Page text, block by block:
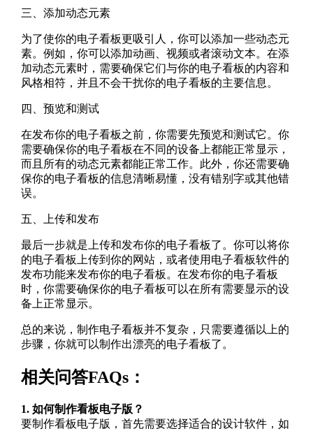
三、添加动态元素
为了使你的电子看板更吸引人，你可以添加一些动态元
素。例如，你可以添加动画、视频或者滚动文本。在添
加动态元素时，需要确保它们与你的电子看板的内容和
风格相符，并且不会干扰你的电子看板的主要信息。
四、预览和测试
在发布你的电子看板之前，你需要先预览和测试它。你
需要确保你的电子看板在不同的设备上都能正常显示，
而且所有的动态元素都能正常工作。此外，你还需要确
保你的电子看板的信息清晰易懂，没有错别字或其他错
误。
五、上传和发布
最后一步就是上传和发布你的电子看板了。你可以将你
的电子看板上传到你的网站，或者使用电子看板软件的
发布功能来发布你的电子看板。在发布你的电子看板
时，你需要确保你的电子看板可以在所有需要显示的设
备上正常显示。
总的来说，制作电子看板并不复杂，只需要遵循以上的
步骤，你就可以制作出漂亮的电子看板了。
相关问答FAQs：
1. 如何制作看板电子版？
要制作看板电子版，首先需要选择适合的设计软件，如